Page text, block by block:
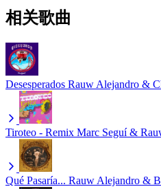
相关歌曲
Desesperados Rauw Alejandro &
Tiroteo - Remix Marc Seguí &
Qué Pasaría... Rauw Alejandro &